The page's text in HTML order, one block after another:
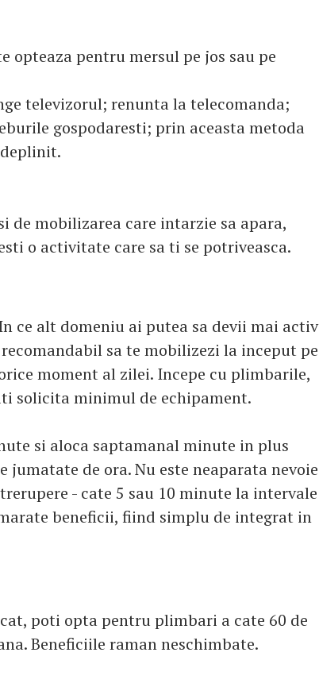
opteaza pentru mersul pe jos sau pe
televizorul; renunta la telecomanda;
gospodaresti; prin aceasta metoda
de mobilizarea care intarzie sa apara,
o activitate care sa ti se potriveasca.
ce alt domeniu ai putea sa devii mai activ
sa te mobilizezi la inceput pe
moment al zilei. Incepe cu plimbarile,
solicita minimul de echipament.
si aloca saptamanal minute in plus
de ora. Nu este neaparata nevoie
- cate 5 sau 10 minute la intervale
beneficii, fiind simplu de integrat in
poti opta pentru plimbari a cate 60 de
Beneficiile raman neschimbate.